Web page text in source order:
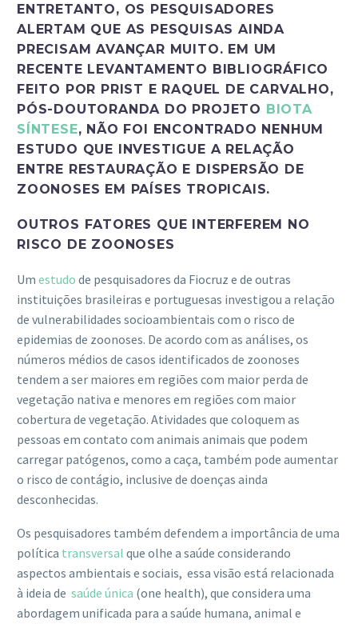
ENTRETANTO, OS PESQUISADORES
ALERTAM QUE AS PESQUISAS AINDA
PRECISAM AVANÇAR MUITO. EM UM
RECENTE LEVANTAMENTO BIBLIOGRÁFICO
FEITO POR PRIST E RAQUEL DE CARVALHO,
PÓS-DOUTORANDA DO PROJETO BIOTA
SÍNTESE, NÃO FOI ENCONTRADO NENHUM
ESTUDO QUE INVESTIGUE A RELAÇÃO
ENTRE RESTAURAÇÃO E DISPERSÃO DE
ZOONOSES EM PAÍSES TROPICAIS.
OUTROS FATORES QUE INTERFEREM NO
RISCO DE ZOONOSES
Um estudo de pesquisadores da Fiocruz e de outras
instituições brasileiras e portuguesas investigou a relação
de vulnerabilidades socioambientais com o risco de
epidemias de zoonoses. De acordo com as análises, os
números médios de casos identificados de zoonoses
tendem a ser maiores em regiões com maior perda de
vegetação nativa e menores em regiões com maior
cobertura de vegetação. Atividades que coloquem as
pessoas em contato com animais animais que podem
carregar patógenos, como a caça, também pode aumentar
o risco de contágio, inclusive de doenças ainda
desconhecidas.
Os pesquisadores também defendem a importância de uma
política transversal que olhe a saúde considerando
aspectos ambientais e sociais, essa visão está relacionada
à ideia de saúde única (one health), que considera uma
abordagem unificada para a saúde humana, animal e